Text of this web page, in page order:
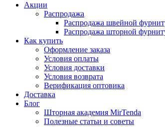
Акции
Распродажа
Распродажа швейной
Распродажа шторной
Как купить
Оформление заказа
Условия оплаты
Условия доставки
Условия возврата
Верификация оптовика
Доставка
Блог
Шторная академия MirTenda
Полезные статьи и советы